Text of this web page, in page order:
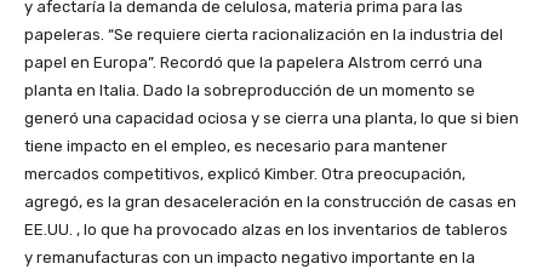
y afectaría la demanda de celulosa, materia prima para las
papeleras. “Se requiere cierta racionalización en la industria del
papel en Europa”. Recordó que la papelera Alstrom cerró una
planta en Italia. Dado la sobreproducción de un momento se
generó una capacidad ociosa y se cierra una planta, lo que si bien
tiene impacto en el empleo, es necesario para mantener
mercados competitivos, explicó Kimber. Otra preocupación,
agregó, es la gran desaceleración en la construcción de casas en
EE.UU. , lo que ha provocado alzas en los inventarios de tableros
y remanufacturas con un impacto negativo importante en la